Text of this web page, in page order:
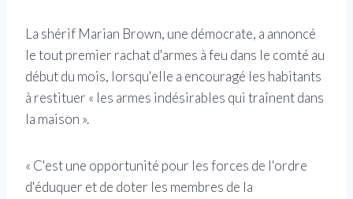
La shérif Marian Brown, une démocrate, a annoncé
le tout premier rachat d'armes à feu dans le comté au
début du mois, lorsqu'elle a encouragé les habitants
à restituer « les armes indésirables qui traînent dans
la maison ».
« C'est une opportunité pour les forces de l'ordre
d'éduquer et de doter les membres de la